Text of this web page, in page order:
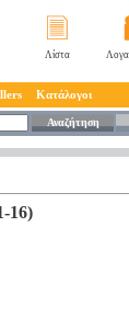
Λίστα
Κατάλογοι
Αναζήτηση
16)